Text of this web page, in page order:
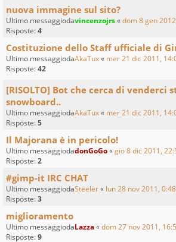
nuova immagine sul sito?
Ultimo messaggiodavincenzojrs«dom 8 gen
Risposte:4
Costituzione dello Staff ufficiale di
Ultimo messaggiodaAkaTux« mer 21 dic 2011,
Risposte:42
[RISOLTO] Bot che cerca di venderci
snowboard..
Ultimo messaggiodaAkaTux« mer 21 dic 2011,
Risposte:5
Il Majorana è in pericolo!
Ultimo messaggiodadonGoGo«gio 8 dic 2011,
Risposte:2
#gimp-it IRC CHAT
Ultimo messaggiodaSteeler« lun 28 nov 2011, 0:48
Risposte:3
miglioramento
Ultimo messaggiodaLazza«dom 27 nov 2011,
Risposte:9